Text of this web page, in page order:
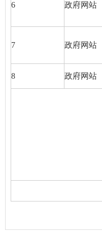
6 政府网站
7 政府网站
8 政府网站